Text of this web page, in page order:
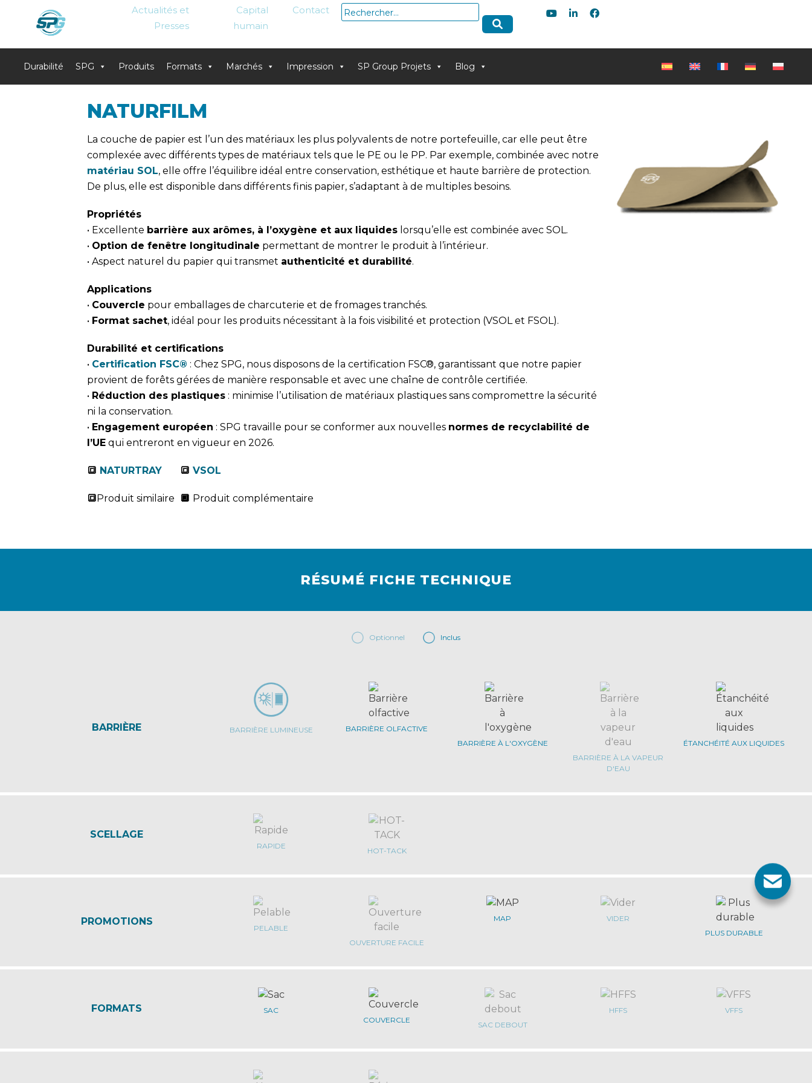
Actualités et
Presses
Capital
humain
Contact Rechercher :
Durabilité SPG Produits Formats Marchés Impression SP Group Projets Blog
NATURFILM
La couche de papier est l’un des matériaux les plus polyvalents de notre portefeuille, car elle peut être
complexée avec différents types de matériaux tels que le PE ou le PP. Par exemple, combinée avec notre
matériau SOL, elle offre l’équilibre idéal entre conservation, esthétique et haute barrière de protection.
De plus, elle est disponible dans différents finis papier, s’adaptant à de multiples besoins.
Propriétés
• Excellente barrière aux arômes, à l’oxygène et aux liquides lorsqu’elle est combinée avec SOL.
• Option de fenêtre longitudinale permettant de montrer le produit à l’intérieur.
• Aspect naturel du papier qui transmet authenticité et durabilité.
Applications
• Couvercle pour emballages de charcuterie et de fromages tranchés.
• Format sachet, idéal pour les produits nécessitant à la fois visibilité et protection (VSOL et FSOL).
Durabilité et certifications
• Certification FSC® : Chez SPG, nous disposons de la certification FSC®, garantissant que notre papier
provient de forêts gérées de manière responsable et avec une chaîne de contrôle certifiée.
• Réduction des plastiques : minimise l’utilisation de matériaux plastiques sans compromettre la sécurité
ni la conservation.
• Engagement européen : SPG travaille pour se conformer aux nouvelles normes de recyclabilité de
l’UE qui entreront en vigueur en 2026.
🔳 NATURTRAY 🔳VSOL
🔳Produit similaire 🔲 Produit complémentaire
RÉSUMÉ FICHE TECHNIQUE
Optionnel Inclus
BARRIÈRE BARRIÈRE LUMINEUSE
BARRIÈRE OLFACTIVE
BARRIÈRE À L'OXYGÈNE
BARRIÈRE À LA VAPEUR
D'EAU
ÉTANCHÉITÉ AUX LIQUIDES
SCELLAGE
RAPIDE
HOT-TACK
PROMOTIONS
PELABLE
OUVERTURE FACILE
MAP
VIDER
PLUS DURABLE
FORMATS
SAC
COUVERCLE
SAC DEBOUT
HFFS VFFS